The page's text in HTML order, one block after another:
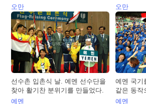
오만
오만
선수촌 입촌식 날. 예멘 선수단을
찾아 활기찬 분위기를 만들었다.
예멘
예멘 국기
같은 동작
예멘